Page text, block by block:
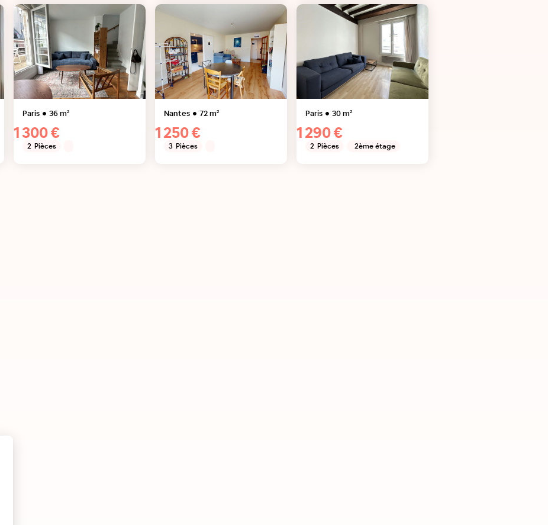
Paris 36m²
1 300 €
2 Pièces
Nantes 72m²
1 250 €
3 Pièces
Paris 30m²
1 290 €
2 Pièces 2ème étage